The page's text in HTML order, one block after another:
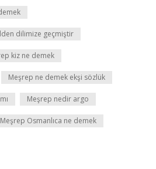
dilimize geçmiştir
kiz ne demek
Meşrep ne demek ekşi sözlük
Meşrep nedir argo
Meşrep Osmanlıca ne demek